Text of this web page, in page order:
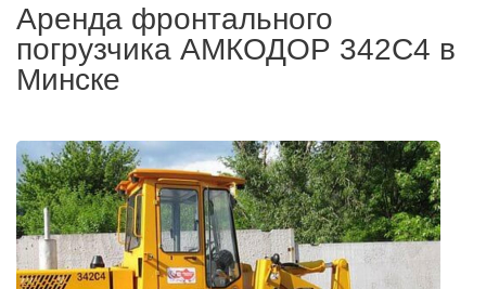
Аренда фронтального
погрузчика АМКОДОР 342С4 в
Минске